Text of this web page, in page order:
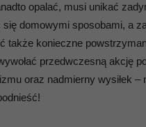
opalać, musi unikać
domowymi sposobami, a
także konieczne
przedwczesną akcję
oraz nadmierny wysiłek